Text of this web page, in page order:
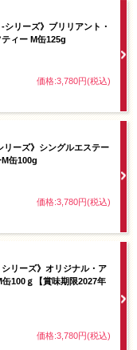
リーズ》ブリリアント・
ィー M缶125g
価格:3,780円(税込)
リーズ》シングルエステー
缶100g
価格:3,780円(税込)
リーズ》オリジナル・ア
100ｇ【賞味期限2027年
価格:3,780円(税込)